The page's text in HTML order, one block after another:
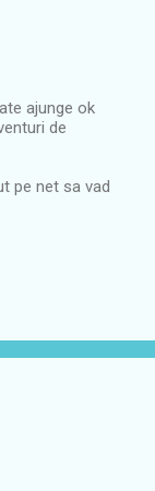
ajunge ok
de
pe net sa vad